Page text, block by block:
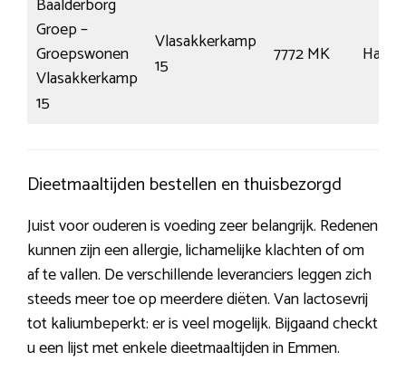
Baalderborg
Groep –
Groepswonen
Vlasakkerkamp
15
Vlasakkerkamp
15
7772 MK
Dieetmaaltijden bestellen en thuisbezorgd
Juist voor ouderen is voeding zeer belangrijk. Redenen
kunnen zijn een allergie, lichamelijke klachten of om
af te vallen. De verschillende leveranciers leggen zich
steeds meer toe op meerdere diëten. Van lactosevrij
tot kaliumbeperkt: er is veel mogelijk. Bijgaand checkt
u een lijst met enkele dieetmaaltijden in Emmen.